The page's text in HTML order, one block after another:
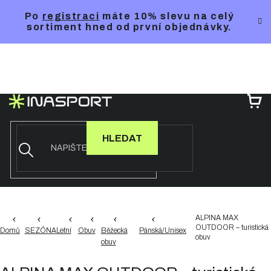
Po registraci máte 10% slevu na celý
sortiment hned od první objednávky.
HLEDAT
Domů SEZÓNALetní Obuv
Běžecká
obuv
Pánská/Unisex
ALPINA MAX
OUTDOOR – turistická
obuv